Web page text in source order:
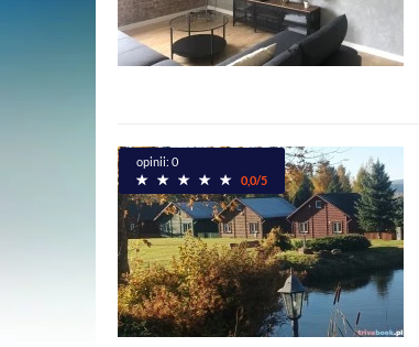
opinii: 0
0,0/5